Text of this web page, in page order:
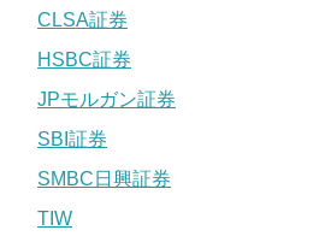
CLSA証券
HSBC証券
JPモルガン証券
SBI証券
SMBC日興証券
TIW